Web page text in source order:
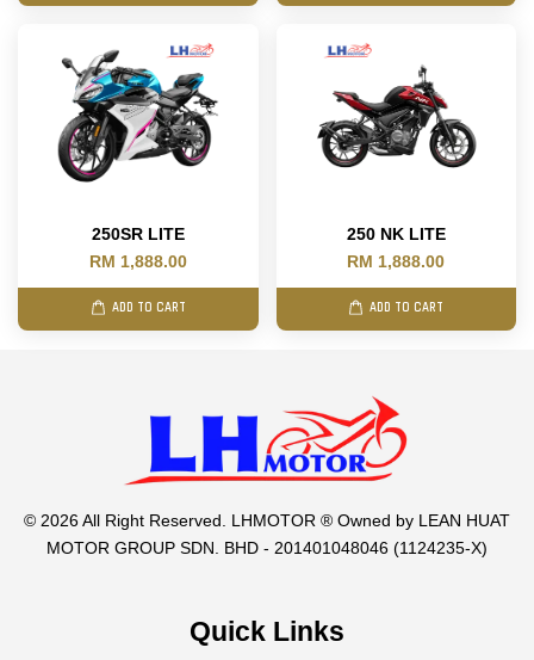
250SR LITE
RM 1,888.00
ADD TO CART
250 NK LITE
RM 1,888.00
ADD TO CART
© 2026 All Right Reserved. LHMOTOR ® Owned by LEAN HUAT
MOTOR GROUP SDN. BHD - 201401048046 (1124235-X)
Quick Links